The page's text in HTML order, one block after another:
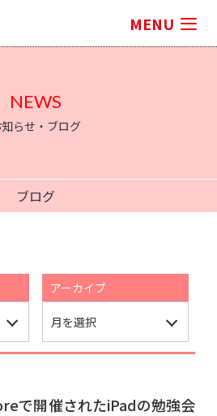
MENU
NEWS
知らせ・ブログ
ブログ
アーカイブ
で開催されたiPadの勉強会